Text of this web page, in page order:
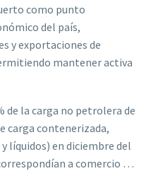
como punto
del país,
y exportaciones de
mantener activa
de la carga no petrolera de
carga contenerizada,
líquidos) en diciembre del
a comercio …